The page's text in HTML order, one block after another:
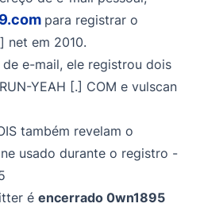
para registrar o
net em 2010.
e-mail, ele registrou dois
YEAH [.] COM e vulscan
também revelam o
usado durante o registro -
éencerrado 0wn1895